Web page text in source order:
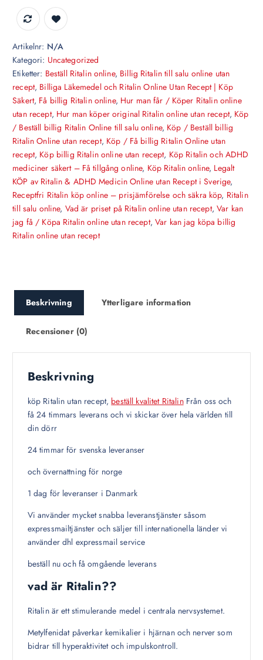
1
,
7
0
0
.
0
0
t
l
l
0
0
Artikelnr: N/A
Kategori: Uncategorized
Etiketter: Beställ Ritalin online, Billig Ritalin till salu online utan
recept, Billiga Läkemedel och Ritalin Online Utan Recept | Köp
Säkert, Få billig Ritalin online, Hur man får / Köper Ritalin online
utan recept, Hur man köper original Ritalin online utan recept, Köp
/ Beställ billig Ritalin Online till salu online, Köp / Beställ billig
Ritalin Online utan recept, Köp / Få billig Ritalin Online utan
recept, Köp billig Ritalin online utan recept, Köp Ritalin och ADHD
mediciner säkert – Få tillgång online, Köp Ritalin online, Legalt
KÖP av Ritalin & ADHD Medicin Online utan Recept i Sverige,
Receptfri Ritalin köp online – prisjämförelse och säkra köp, Ritalin
till salu online, Vad är priset på Ritalin online utan recept,Var kan
jag få / Köpa Ritalin online utan recept,Var kan jag köpa billig
Ritalin online utan recept
Beskrivning Ytterligare information
Recensioner (0)
Beskrivning
köp Ritalin utan recept, beställ kvalitet RitalinFrån oss och
få 24 timmars leverans och vi skickar över hela världen till
din dörr
24 timmar för svenska leveranser
och övernattning för norge
1 dag för leveranser i Danmark
Vi använder mycket snabba leveranstjänster såsom
expressmailtjänster och säljer till internationella länder vi
använder dhl expressmail service
beställ nu och få omgående leverans
vad är Ritalin??
Ritalin är ett stimulerande medel i centrala nervsystemet.
Metylfenidat påverkar kemikalier i hjärnan och nerver som
bidrar till hyperaktivitet och impulskontroll.